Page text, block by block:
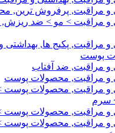
و مراقبت, پرفروش ترین,
و مراقبت > مو > ضد ریزش,
و مراقبت, پکیج ها,
پوست
و مراقبت, ضد آفتاب
و مراقبت, محصولات پوست
و مراقبت, محصولات پوست
سرم
و مراقبت, محصولات
و مراقبت, محصولات پوست